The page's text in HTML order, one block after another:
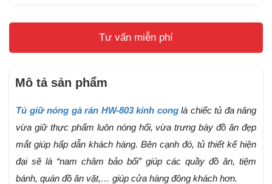
Tư vấn miễn phí
Mô tả sản phẩm
Tủ giữ nóng gà rán HW-803 kính conglà chiếc tủ đa năng
vừa giữ thực phẩm luôn nóng hổi, vừa trưng bày đồ ăn đẹp
mắt giúp hấp dẫn khách hàng. Bên cạnh đó, tủ thiết kế hiện
đại sẽ là “nam châm bảo bối” giúp các quầy đồ ăn, tiệm
bánh, quán đồ ăn vặt,… giúp cửa hàng đông khách hơn.